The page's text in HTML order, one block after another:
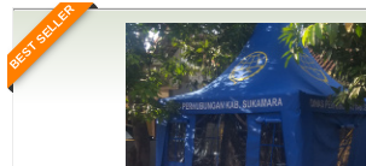
BEST SELLER